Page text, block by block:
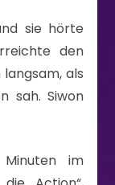
sie hörte
den
als
sah. Siwon
im